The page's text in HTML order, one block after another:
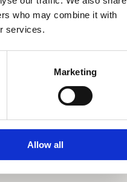
who may combine it with
services.
Marketing
Allow all
s izravnim biranjem
dječji krevetić